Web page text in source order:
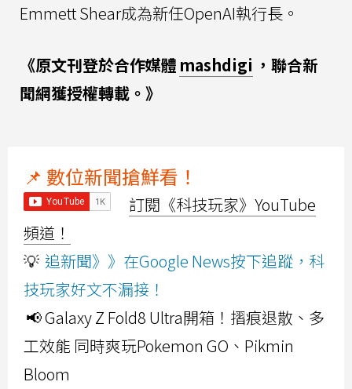
Emmett Shear成為新任OpenAI執行長。
《原文刊登於合作媒體 mashdigi ，聯合新
聞網獲授權轉載。》
📌 數位新聞搶鮮看！
訂閱《科技玩家》YouTube
頻道！
💡 追新聞》》在Google News按下追蹤，科
技玩家好文不漏接！
📢 Galaxy Z Fold8 Ultra開箱！摺痕退散、多
工效能 同時爽玩Pokemon GO、Pikmin
Bloom